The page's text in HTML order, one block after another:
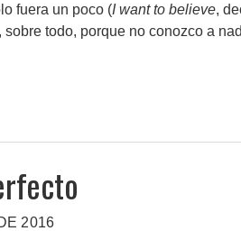
fuera un poco (I want to believe,
sobre todo, porque no conozco a
2016